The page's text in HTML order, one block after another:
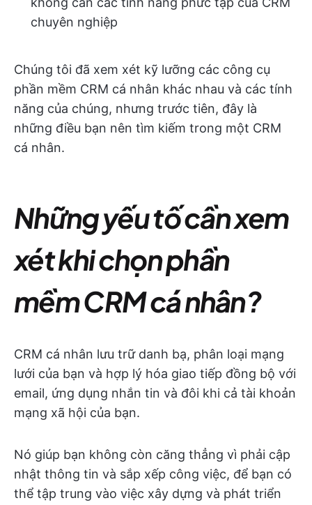
chuyên nghiệp
Chúng tôi đã xem xét kỹ lưỡng các công cụ
phần mềm CRM cá nhân khác nhau và các tính
năng của chúng, nhưng trước tiên, đây là
những điều bạn nên tìm kiếm trong một CRM
cá nhân.
Những yếu tố cần xem
xét khi chọn phần
mềm CRM cá nhân?
CRM cá nhân lưu trữ danh bạ, phân loại mạng
lưới của bạn và hợp lý hóa giao tiếp đồng bộ với
email, ứng dụng nhắn tin và đôi khi cả tài khoản
mạng xã hội của bạn.
Nó giúp bạn không còn căng thẳng vì phải cập
nhật thông tin và sắp xếp công việc, để bạn có
thể tập trung vào việc xây dựng và phát triển